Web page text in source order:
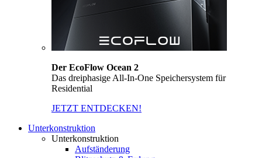
Der EcoFlow Ocean 2
Das dreiphasige All-In-One Speichersystem für
Residential
JETZT ENTDECKEN!
Unterkonstruktion
Unterkonstruktion
Aufständerung